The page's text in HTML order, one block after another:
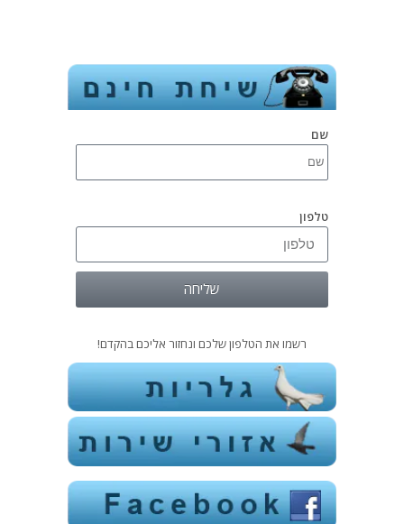
שם
טלפון
שליחה
רשמו את הטלפון שלכם ונחזור אליכם בהקדם!